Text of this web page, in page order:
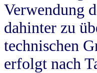
Verwendung
dahinter zu
technischen
erfolgt nach